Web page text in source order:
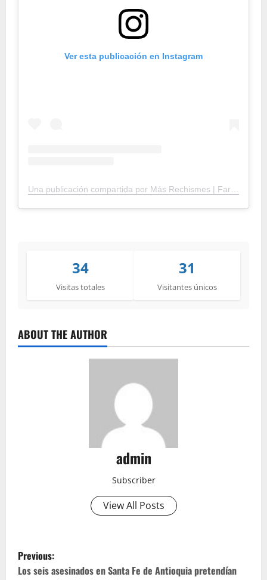
Ver esta publicación en Instagram
34
Visitas totales
31
Visitantes únicos
ABOUT THE AUTHOR
admin
Subscriber
View All Posts
P
Previous:
Los seis asesinados en Santa Fe de Antioquia pretendían